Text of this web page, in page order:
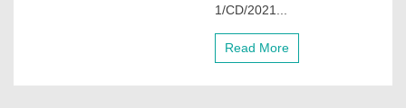
1/CD/2021...
Read More